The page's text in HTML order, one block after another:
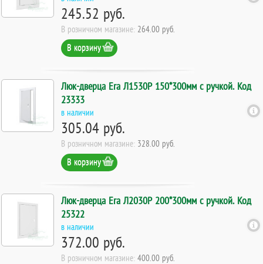
245.52 руб.
В розничном магазине: 264.00 руб.
В корзину
Люк-дверца Era Л1530Р 150*300мм с ручкой. Код
23333
в наличии
305.04 руб.
В розничном магазине: 328.00 руб.
В корзину
Люк-дверца Era Л2030Р 200*300мм с ручкой. Код
25322
в наличии
372.00 руб.
В розничном магазине: 400.00 руб.